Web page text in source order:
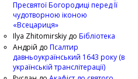
Пресвятої Богородиці перед Її
чудотворною іконою
«Всецариця»
Ilya Zhitomirskiy до Бібліотека
Андрій до Псалтир
давньоукраїнський 1643 року (в
українській транслітерації)